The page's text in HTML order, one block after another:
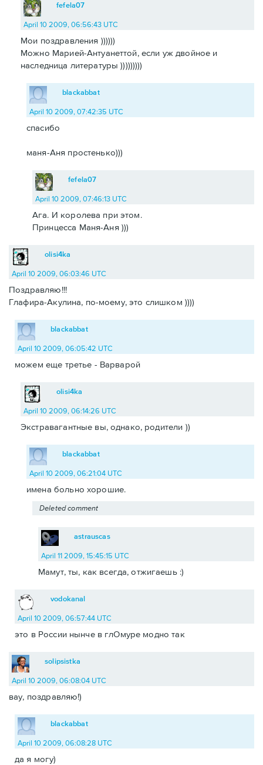
fefela07
April 10 2009, 06:56:43 UTC
Мои поздравления ))))))
Можно Марией-Антуанеттой, если уж двойное и
наследница литературы )))))))))
blackabbat
April 10 2009, 07:42:35 UTC
спасибо
маня-Аня простенько)))
fefela07
April 10 2009, 07:46:13 UTC
Ага. И королева при этом.
Принцесса Маня-Аня )))
olisi4ka
April 10 2009, 06:03:46 UTC
Поздравляю!!!
Глафира-Акулина, по-моему, это слишком ))))
blackabbat
April 10 2009, 06:05:42 UTC
можем еще третье - Варварой
olisi4ka
April 10 2009, 06:14:26 UTC
Экстравагантные вы, однако, родители ))
blackabbat
April 10 2009, 06:21:04 UTC
имена больно хорошие.
Deleted comment
astrauscas
April 11 2009, 15:45:15 UTC
Мамут, ты, как всегда, отжигаешь :)
vodokanal
April 10 2009, 06:57:44 UTC
это в России нынче в глОмуре модно так
solipsistka
April 10 2009, 06:08:04 UTC
вау, поздравляю!)
blackabbat
April 10 2009, 06:08:28 UTC
да я могу)